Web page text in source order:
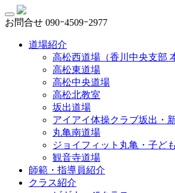
お問合せ 090ｰ4509ｰ2977
道場紹介
高松西道場（香川中央支部
高松東道場
高松中央道場
高松北教室
坂出道場
アイアイ体操クラブ坂出・
丸亀南道場
ジョイフィット丸亀・子ど
観音寺道場
師範・指導員紹介
クラス紹介